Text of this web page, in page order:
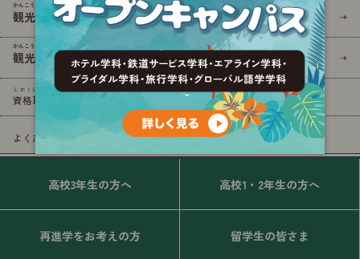
観光
かんこう
ビジネス学科
がっか
観光
かんこう
ビジネスコース
資格
しかく
取得
しゅとく
イベント・研修（産学 連携
れんけい
）
よくあるご質問
高校3年生の方へ 高校1・2年生の方へ
再進学をお考えの方 留学生の皆さま